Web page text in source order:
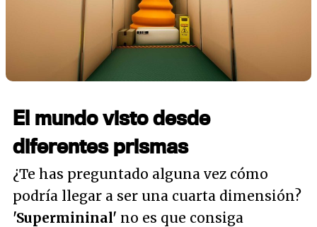
El mundo visto desde
diferentes prismas
¿Te has preguntado alguna vez cómo
podría llegar a ser una cuarta dimensión?
'Supermininal' no es que consiga